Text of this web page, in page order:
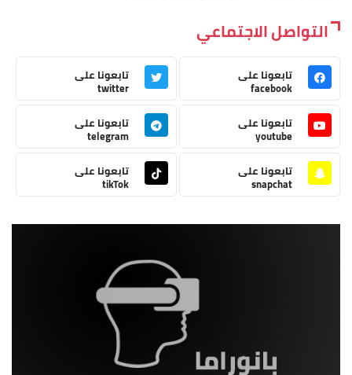
التواصل الاجتماعي
تابعونا على
facebook
تابعونا على
twitter
تابعونا على
youtube
تابعونا على
telegram
تابعونا على
snapchat
تابعونا على
tikTok